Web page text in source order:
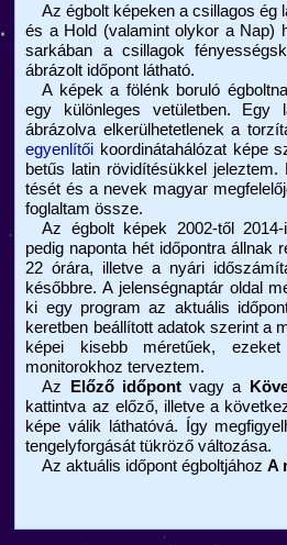
Az égbolt képeken a csillagos ég
és a Hold (valamint olykor a Nap)
sarkában a csillagok
ábrázolt időpont látható.
A képek a fölénk boruló
egy különleges vetületben. Egy
ábrázolva elkerülhetetlenek a
egyenlítői koordinátahálózat képe
betűs latin rövidítésükkel
tését és a nevek magyar
foglaltam össze.
Az égbolt képek 2002-től 2014-
pedig naponta hét időpontra állnak
22 órára, illetve a nyári
későbbre. A jelenségnaptár oldal
ki egy program az aktuális
keretben beállított adatok szerint a
képei kisebb méretűek,
monitorokhoz terveztem.
Az
Előző időpont vagy a
kattintva az előző, illetve a
képe válik láthatóvá. Így
tengelyforgását tükröző változása.
Az aktuális időpont égboltjáhozA